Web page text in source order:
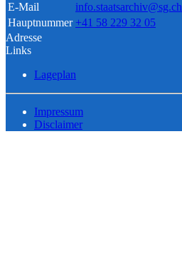
E-Mail
info.staatsarchiv@sg.ch
Hauptnummer +41 58 229 32 05
Adresse
Links
Lageplan
Impressum
Disclaimer